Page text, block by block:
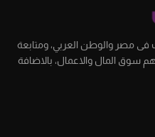
فى مصر والوطن العربي، ومتابعة
سوق المال والاعمال، بالاضافة